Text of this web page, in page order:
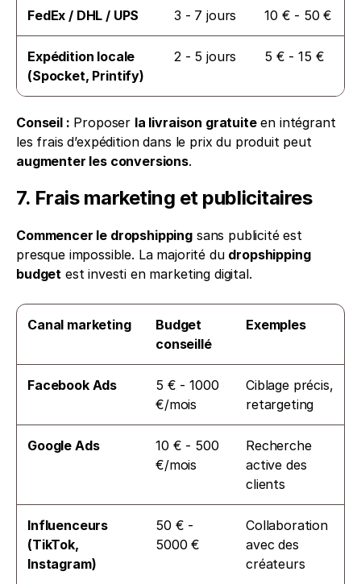
FedEx / DHL / UPS 3 - 7 jours 10 € - 50 €
Expédition locale
(Spocket, Printify)
2 - 5 jours 5 € - 15 €
Conseil : Proposer la livraison gratuite en intégrant
augmenter les conversions.
7. Frais marketing et publicitaires
Commencer le dropshipping sans publicité est
presque impossible. La majorité du dropshipping
budget est investi en marketing digital.
Canal marketing
Budget
conseillé
Exemples
Facebook Ads
5 € - 1000
€/mois
Ciblage précis,
retargeting
Google Ads
10 € - 500
€/mois
Recherche
active des
clients
Influenceurs
(TikTok,
Instagram)
50 € -
5000 €
Collaboration
avec des
créateurs